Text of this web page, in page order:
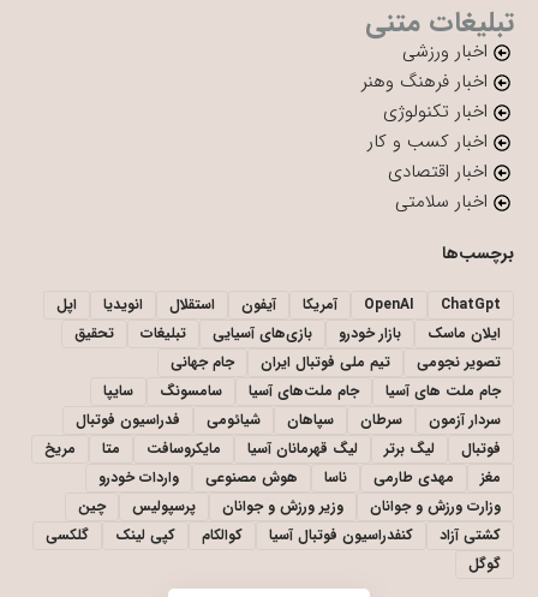
تبلیغات متنی
اخبار ورزشی
اخبار فرهنگ وهنر
اخبار تکنولوژی
اخبار کسب و کار
اخبار اقتصادی
اخبار سلامتی
برچسب‌ها
ChatGpt
OpenAI آمریکا آیفون استقلال انویدیا
اپل
ایلان ماسک
بازار خودرو بازی‌های آسیایی تبلیغات
تحقیق
تصویر نجومی
تیم ملی فوتبال ایران
جام جهانی
جام ملت های آسیا
جام ملت‌های آسیا سامسونگ
سایپا
سردار آزمون
سرطان سپاهان شیائومی
فدراسیون فوتبال
فوتبال
لیگ برتر لیگ قهرمانان آسیا مایکروسافت متا
مریخ
مغز
مهدی طارمی ناسا هوش مصنوعی
واردات خودرو
وزارت ورزش و جوانان
وزیر ورزش و جوانان پرسپولیس
چین
کشتی آزاد
کنفدراسیون فوتبال آسیا کوالکام کپی لینک
گلکسی
گوگل